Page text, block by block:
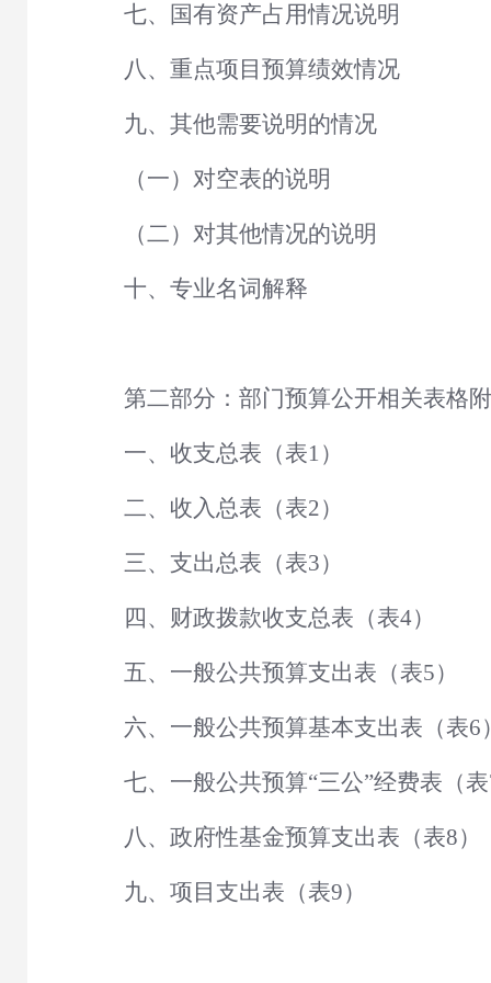
七、国有资产占用情况说明
八、重点项目预算绩效情况
九、其他需要说明的情况
（一）对空表的说明
（二）对其他情况的说明
十、专业名词解释
第二部分：部门预算公开相关表格
一、收支总表（表1）
二、收入总表（表2）
三、支出总表（表3）
四、财政拨款收支总表（表4）
五、一般公共预算支出表（表5）
六、一般公共预算基本支出表（表6
七、一般公共预算“三公”经费表（
八、政府性基金预算支出表（表8）
九、项目支出表（表9）